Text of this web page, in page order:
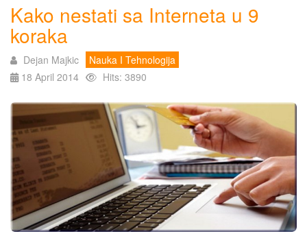
Kako nestati sa Interneta u 9
koraka
Dejan Majkic
Nauka I Tehnologija
18 April 2014
Hits: 3890